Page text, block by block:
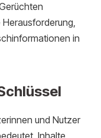
in
und Nutzer